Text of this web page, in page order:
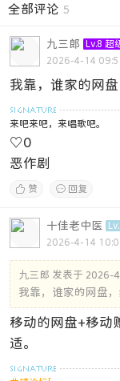
全部评论 5
九三郎 Lv.8 超
2026-4-14
我靠，谁家的网
来吧来吧，来唱歌吧。
♡0
恶作剧
 赞  回复
十佳老中医
2026-4-14
九三郎 发表于 2026-
我靠，谁家的网盘
移动的网盘+移动
适。